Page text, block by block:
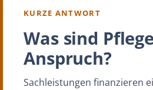
KURZE ANTWORT
Was sind
Anspruch?
Sachleistungen finanzieren